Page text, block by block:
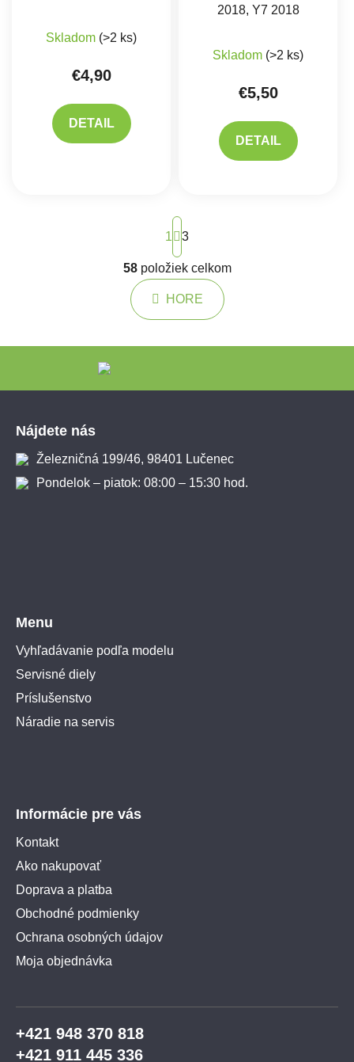
Skladom (>2 ks)
€4,90
DETAIL
2018, Y7 2018
Skladom (>2 ks)
€5,50
DETAIL
Ovládacie prvky výpisu
Stránkovanie
1 3
58položiek celkom
HORE
Nájdete nás
Železničná 199/46, 98401 Lučenec
Pondelok – piatok: 08:00 – 15:30 hod.
Menu
Vyhľadávanie podľa modelu
Servisné diely
Príslušenstvo
Náradie na servis
Informácie pre vás
Kontakt
Ako nakupovať
Doprava a platba
Obchodné podmienky
Ochrana osobných údajov
Moja objednávka
+421 948 370 818
+421 911 445 336